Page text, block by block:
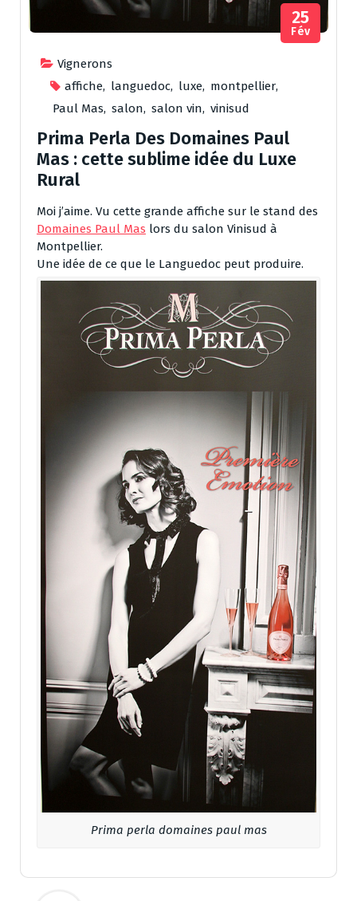
Vignerons
affiche, languedoc, luxe, montpellier,
Paul Mas, salon, salon vin, vinisud
25
Fév
Prima Perla Des Domaines Paul
Mas : cette sublime idée du Luxe
Rural
Moi j’aime. Vu cette grande affiche sur le stand des
Domaines Paul Mas lors du salon Vinisud à
Montpellier.
Une idée de ce que le Languedoc peut produire.
Prima perla domaines paul mas